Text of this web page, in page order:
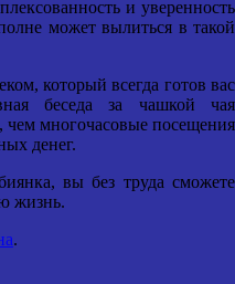
и уверенность
может вылиться в такой
который всегда готов вас
беседа за чашкой чая
чем многочасовые посещения
денег.
вы без труда сможете
жизнь.
.